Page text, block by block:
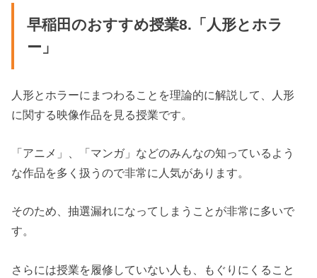
早稲田のおすすめ授業8.「人形とホラ
ー」
人形とホラーにまつわることを理論的に解説して、人形
に関する映像作品を見る授業です。
「アニメ」、「マンガ」などのみんなの知っているよう
な作品を多く扱うので非常に人気があります。
そのため、抽選漏れになってしまうことが非常に多いで
す。
さらには授業を履修していない人も、もぐりにくること